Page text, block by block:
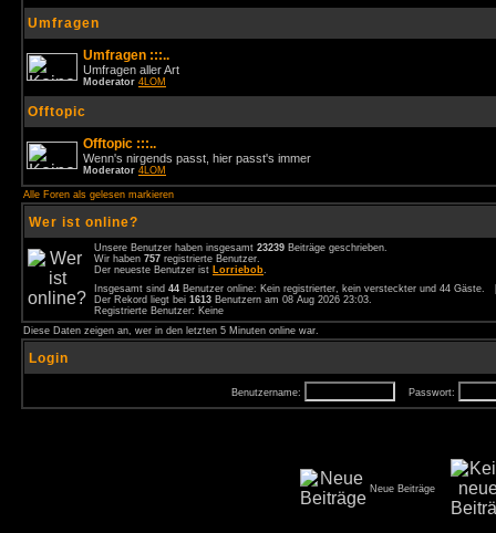
Umfragen
Umfragen :::..
Umfragen aller Art
Moderator 4LOM
Offtopic
Offtopic :::..
Wenn's nirgends passt, hier passt's immer
Moderator 4LOM
Alle Foren als gelesen markieren
Wer ist online?
Unsere Benutzer haben insgesamt 23239 Beiträge geschrieben.
Wir haben 757 registrierte Benutzer.
Der neueste Benutzer ist Lorriebob.
Insgesamt sind 44 Benutzer online: Kein registrierter, kein versteckter und 44
Der Rekord liegt bei 1613 Benutzern am 08 Aug 2026 23:03.
Registrierte Benutzer: Keine
Diese Daten zeigen an, wer in den letzten 5 Minuten online war.
Login
Benutzername: Passwort:
Neue Beiträge